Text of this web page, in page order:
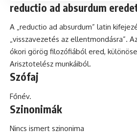
reductio ad absurdum
A „reductio ad absurdum” latin
„visszavezetés az ellentmondásra”.
ókori görög filozófiából ered,
Arisztotelész munkáiból.
Szófaj
Főnév.
Szinonimák
Nincs ismert szinonima